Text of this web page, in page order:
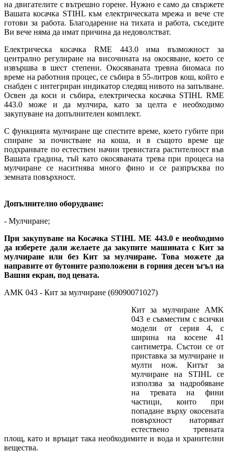
на двигателите с вътрешно горене. Нужно е само да свържете
Вашата косачка STIHL към електрическата мрежа и вече сте
готови за работа. Благодарение на тихата и работа, съседите
Ви вече няма да имат причина да недоволстват.
Електрическа косачка RME 443.0 има възможност за
централно регулиране на височината на окосяване, което се
извършва в шест степени. Окосяваната тревна биомаса по
време на работния процес, се събира в 55-литров кош, който е
снабден с интегриран индикатор следящ нивото на запълване.
Освен да коси и събира, електрическа косачка STIHL RME
443.0 може и да мулчира, като за целта е необходимо
закупуване на допълнителен комплект.
С функцията мулчиране ще спестите време, което губите при
спиране за почистване на коша, и в същото време ще
подхранвате по естествен начин тревистата растителност във
Вашата градина, тъй като окосяваната трева при процеса на
мулчиране се наситнява много фино и се разпръсква по
земната повърхност.
Допълнително оборудване:
- Мулчиране;
При закупуване на Косачка STIHL ME 443.0е необходимо
да изберете дали желаете да закупите машината с Кит за
мулчиране или без Кит за мулчиране. Това можете да
направите от бутоните разположени в горния десен ъгъл на
Вашия екран, под цената.
AMK 043 - Кит за мулчиране (69090071027)
Кит за мулчиране AMK
043 е съвместим с всички
модели от серия 4, с
ширина на косене 41
сантиметра. Състои се от
приставка за мулчиране и
мулти нож. Китът за
мулчиране на STIHL се
използва за надробяване
на тревата на фини
частици, които при
попадане върху окосената
повърхност наторяват
естествено тревната
площ, като и връщат така необходимите и вода и хранителни
вещества.